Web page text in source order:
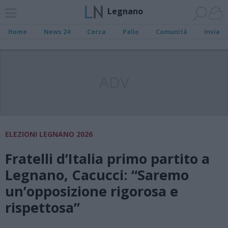
Legnano
Home News 24 Cerca Palio Comunità Invia
ELEZIONI LEGNANO 2026
Fratelli d’Italia primo partito a
Legnano, Cacucci: “Saremo
un’opposizione rigorosa e
rispettosa”